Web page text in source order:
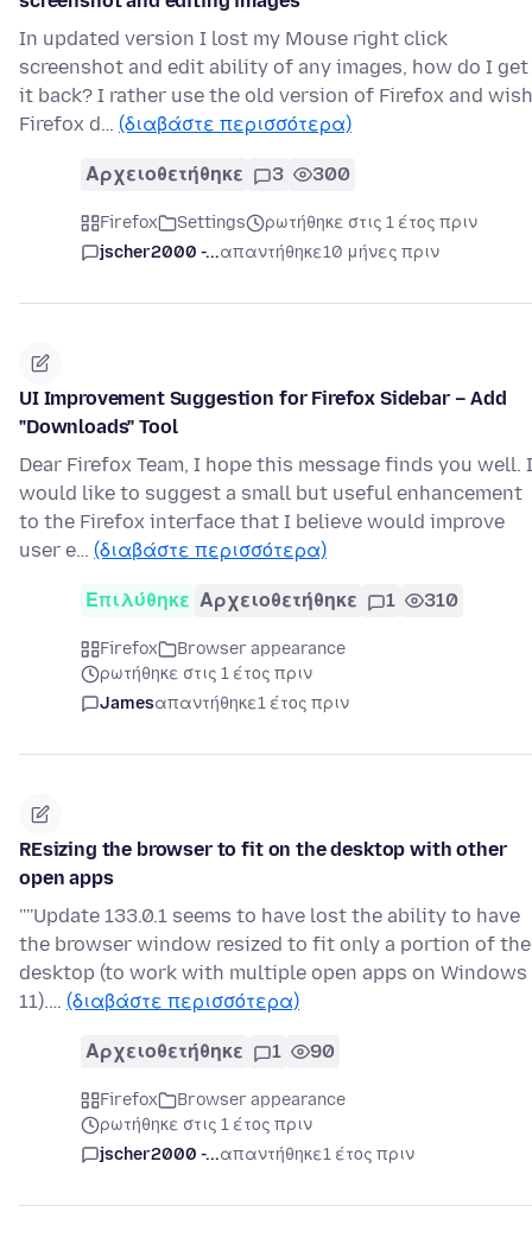
In updated version I lost my Mouse right click
screenshot and edit ability of any images, how do I get
it back? I rather use the old version of Firefox and wish
Firefox d… (διαβάστε περισσότερα)
Αρχειοθετήθηκε 3 300
Firefox Settings
ρωτήθηκε στις 1 έτος πριν
jscher2000 -...απαντήθηκε10 μήνες πριν
UI Improvement Suggestion for Firefox Sidebar – Add
"Downloads" Tool
Dear Firefox Team, I hope this message finds you well. I
would like to suggest a small but useful enhancement
to the Firefox interface that I believe would improve
user e… (διαβάστε περισσότερα)
Επιλύθηκε Αρχειοθετήθηκε 1 310
Firefox
Browser appearance
ρωτήθηκε στις 1 έτος πριν
Jamesαπαντήθηκε1 έτος πριν
REsizing the browser to fit on the desktop with other
open apps
''''Update 133.0.1 seems to have lost the ability to have
the browser window resized to fit only a portion of the
desktop (to work with multiple open apps on Windows
11).… (διαβάστε περισσότερα)
Αρχειοθετήθηκε 1 90
Firefox
Browser appearance
ρωτήθηκε στις 1 έτος πριν
jscher2000 -...απαντήθηκε1 έτος πριν